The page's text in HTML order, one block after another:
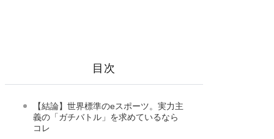
目次
【結論】世界標準のeスポーツ。実力主
義の「ガチバトル」を求めているなら
コレ